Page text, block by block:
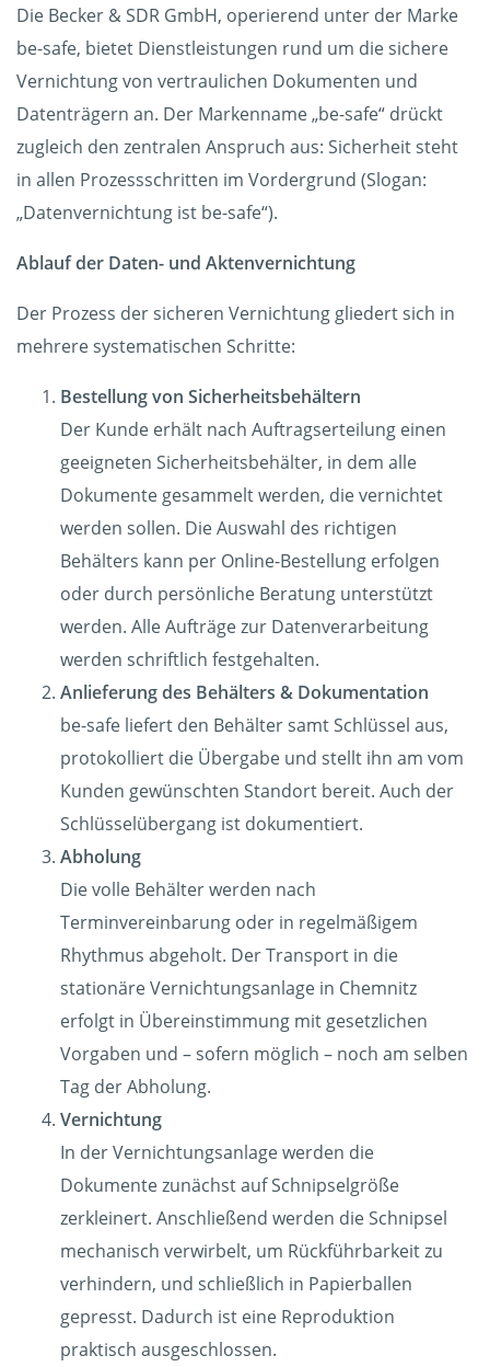
Die Becker & SDR GmbH, operierend unter der Marke
be-safe, bietet Dienstleistungen rund um die sichere
Vernichtung von vertraulichen Dokumenten und
Datenträgern an. Der Markenname „be-safe“ drückt
zugleich den zentralen Anspruch aus: Sicherheit steht
in allen Prozessschritten im Vordergrund (Slogan:
„Datenvernichtung ist be-safe“).
Ablauf der Daten- und Aktenvernichtung
Der Prozess der sicheren Vernichtung gliedert sich in
mehrere systematischen Schritte:
Bestellung von Sicherheitsbehältern
Der Kunde erhält nach Auftragserteilung einen
geeigneten Sicherheitsbehälter, in dem alle
Dokumente gesammelt werden, die vernichtet
werden sollen. Die Auswahl des richtigen
Behälters kann per Online-Bestellung erfolgen
oder durch persönliche Beratung unterstützt
werden. Alle Aufträge zur Datenverarbeitung
werden schriftlich festgehalten.
Anlieferung des Behälters & Dokumentation
be-safe liefert den Behälter samt Schlüssel aus,
protokolliert die Übergabe und stellt ihn am vom
Kunden gewünschten Standort bereit. Auch der
Schlüsselübergang ist dokumentiert.
Abholung
Die volle Behälter werden nach
Terminvereinbarung oder in regelmäßigem
Rhythmus abgeholt. Der Transport in die
stationäre Vernichtungsanlage in Chemnitz
erfolgt in Übereinstimmung mit gesetzlichen
Vorgaben und – sofern möglich – noch am selben
Tag der Abholung.
Vernichtung
In der Vernichtungsanlage werden die
Dokumente zunächst auf Schnipselgröße
zerkleinert. Anschließend werden die Schnipsel
mechanisch verwirbelt, um Rückführbarkeit zu
verhindern, und schließlich in Papierballen
gepresst. Dadurch ist eine Reproduktion
praktisch ausgeschlossen.